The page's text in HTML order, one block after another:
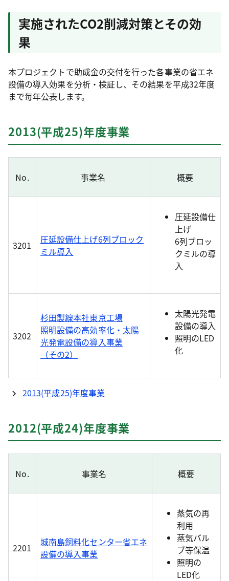
実施されたCO2削減対策とその効
果
本プロジェクトで助成金の交付を行った各事業の省エネ
設備の導入効果を分析・検証し、その結果を平成32年度
まで毎年公表します。
2013(平成25)年度事業
No. 事業名 概要
3201
圧延設備仕上げ6列ブロック
ミル導入
圧延設備仕
上げ
6列ブロッ
クミルの導
入
3202
杉田製線本社東京工場
照明設備の高効率化・太陽
光発電設備の導入事業
（その2）
太陽光発電
設備の導入
照明のLED
化
2013(平成25)年度事業
2012(平成24)年度事業
No. 事業名 概要
2201
城南島飼料化センター省エネ
設備の導入事業
蒸気の再
利用
蒸気バル
ブ等保温
照明の
LED化